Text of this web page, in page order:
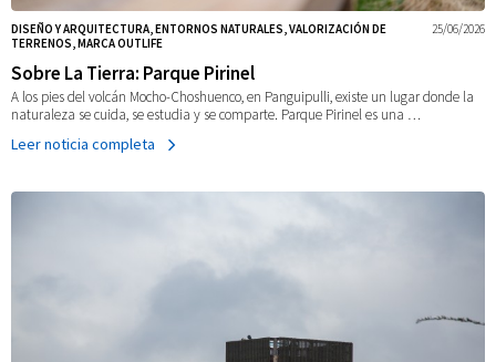
25/06/2026
DISEÑO Y ARQUITECTURA, ENTORNOS NATURALES, VALORIZACIÓN DE
TERRENOS, MARCA OUTLIFE
Sobre La Tierra: Parque Pirinel
A los pies del volcán Mocho-Choshuenco, en Panguipulli, existe un lugar donde la
naturaleza se cuida, se estudia y se comparte. Parque Pirinel es una …
Leer noticia completa